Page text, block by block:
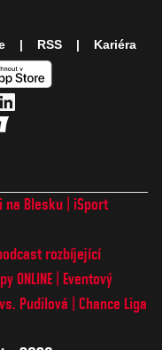
na Blesku
iSport
rozbíjející
ONLINE
Eventový
vs. Pudilová
Chance Liga
RSS Kariéra